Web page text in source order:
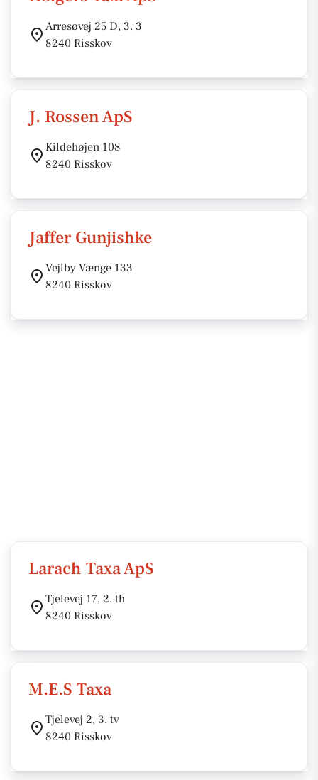
Arresøvej 25 D, 3. 3
8240 Risskov
J. Rossen ApS
Kildehøjen 108
8240 Risskov
Jaffer Gunjishke
Vejlby Vænge 133
8240 Risskov
Larach Taxa ApS
Tjelevej 17, 2. th
8240 Risskov
M.E.S Taxa
Tjelevej 2, 3. tv
8240 Risskov